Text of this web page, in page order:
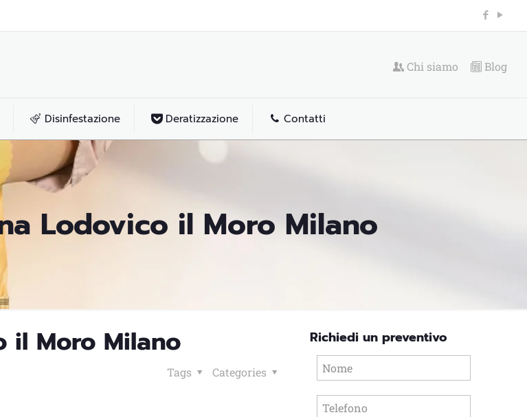
Disinfestazione Deratizzazione Contatti
Chi siamo Blog
Lodovico il Moro Milano
il Moro Milano
Categories
Tags
Richiedi un preventivo